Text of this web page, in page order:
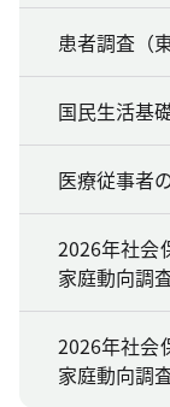
患者調査（
国民生活基
医療従事者
2026年社会
家庭動向調査
2026年社会
家庭動向調査